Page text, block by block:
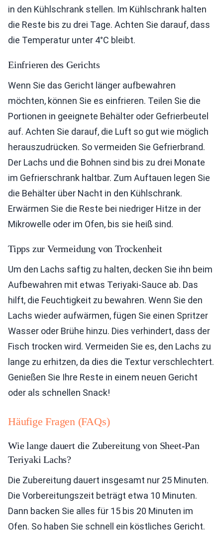
in den Kühlschrank stellen. Im Kühlschrank halten
die Reste bis zu drei Tage. Achten Sie darauf, dass
die Temperatur unter 4°C bleibt.
Einfrieren des Gerichts
Wenn Sie das Gericht länger aufbewahren
möchten, können Sie es einfrieren. Teilen Sie die
Portionen in geeignete Behälter oder Gefrierbeutel
auf. Achten Sie darauf, die Luft so gut wie möglich
herauszudrücken. So vermeiden Sie Gefrierbrand.
Der Lachs und die Bohnen sind bis zu drei Monate
im Gefrierschrank haltbar. Zum Auftauen legen Sie
die Behälter über Nacht in den Kühlschrank.
Erwärmen Sie die Reste bei niedriger Hitze in der
Mikrowelle oder im Ofen, bis sie heiß sind.
Tipps zur Vermeidung von Trockenheit
Um den Lachs saftig zu halten, decken Sie ihn beim
Aufbewahren mit etwas Teriyaki-Sauce ab. Das
hilft, die Feuchtigkeit zu bewahren. Wenn Sie den
Lachs wieder aufwärmen, fügen Sie einen Spritzer
Wasser oder Brühe hinzu. Dies verhindert, dass der
Fisch trocken wird. Vermeiden Sie es, den Lachs zu
lange zu erhitzen, da dies die Textur verschlechtert.
Genießen Sie Ihre Reste in einem neuen Gericht
oder als schnellen Snack!
Häufige Fragen (FAQs)
Wie lange dauert die Zubereitung von Sheet-Pan
Teriyaki Lachs?
Die Zubereitung dauert insgesamt nur 25 Minuten.
Die Vorbereitungszeit beträgt etwa 10 Minuten.
Dann backen Sie alles für 15 bis 20 Minuten im
Ofen. So haben Sie schnell ein köstliches Gericht.